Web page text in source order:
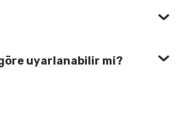
uyarlanabilir mi?